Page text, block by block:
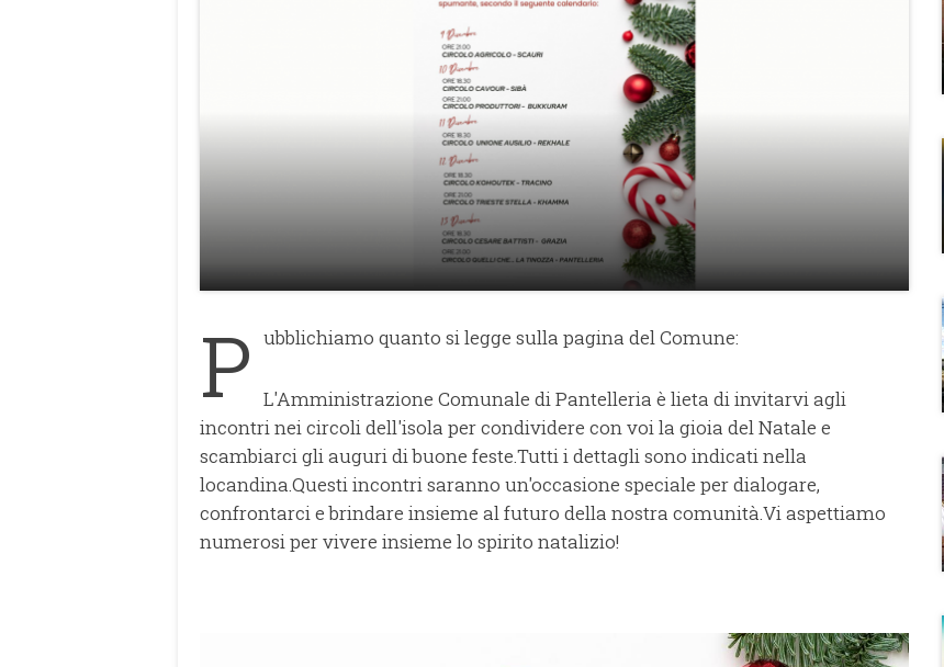
P ubblichiamo quanto si legge sulla pagina del Comune:
L'Amministrazione Comunale di Pantelleria è lieta di invitarvi agli
incontri nei circoli dell'isola per condividere con voi la gioia del Natale e
scambiarci gli auguri di buone feste.Tutti i dettagli sono indicati nella
locandina.Questi incontri saranno un'occasione speciale per dialogare,
confrontarci e brindare insieme al futuro della nostra comunità.Vi aspettiamo
numerosi per vivere insieme lo spirito natalizio!